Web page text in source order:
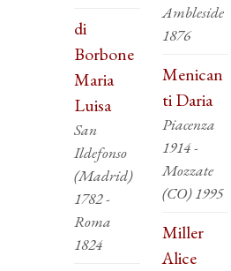
di
Borbone
Maria
Luisa
San
Ildefonso
(Madrid)
1782 -
Roma
1824
Ambleside
1876
Menican
ti Daria
Piacenza
1914 -
Mozzate
(CO) 1995
Miller
Alice